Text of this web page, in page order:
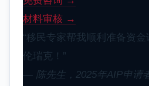
材料审核 →
“移民专家帮我顺利准备资
伦瑞克！”
— 陈先生，2025年AIP申请